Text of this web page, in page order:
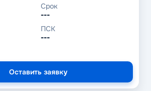
Срок
---
ПСК
---
Оставить заявку